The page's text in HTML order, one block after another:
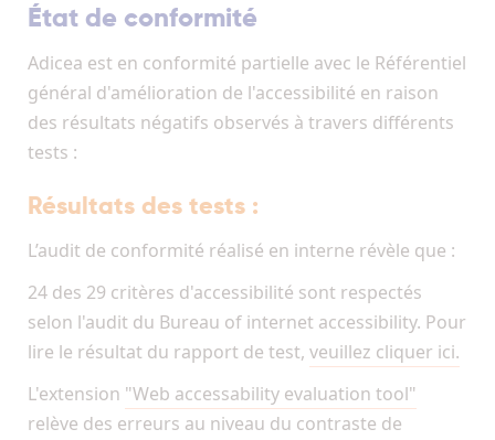
État de conformité
Adicea est en conformité partielle avec le Référentiel
général d'amélioration de l'accessibilité en raison
des résultats négatifs observés à travers différents
tests :
Résultats des tests :
L’audit de conformité réalisé en interne révèle que :
24 des 29 critères d'accessibilité sont respectés
selon l'audit du Bureau of internet accessibility. Pour
lire le résultat du rapport de test, veuillez cliquer ici.
L'extension "Web accessability evaluation tool"
relève des erreurs au niveau du contraste de